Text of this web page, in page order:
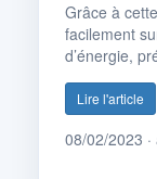
Grâce à
facilement
d’énergie,
Lire l'article
08/02/2023 ·